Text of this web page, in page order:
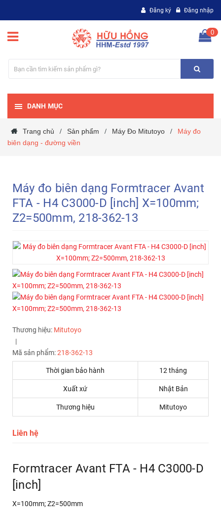
Đăng ký Đăng nhập
0
DANH MỤC
Trang chủ / Sản phẩm / Máy Đo Mitutoyo /
Máy đo
biên dạng - đường viền
Máy đo biên dạng Formtracer Avant
FTA - H4 C3000-D [inch] X=100mm;
Z2=500mm, 218-362-13
Thương hiệu: Mitutoyo
|
Mã sản phẩm:218-362-13
Thời gian bảo hành 12 tháng
Xuất xứ Nhật Bản
Thương hiệu Mitutoyo
Liên hệ
Formtracer Avant FTA - H4 C3000-D
[inch]
X=100mm; Z2=500mm